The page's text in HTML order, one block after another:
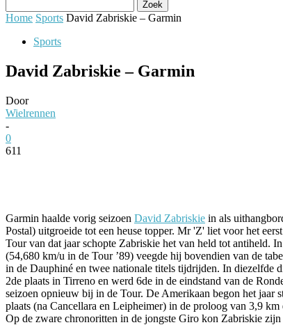
Home Sports David Zabriskie – Garmin
Sports
David Zabriskie – Garmin
Door
Wielrennen
-
0
611
Garmin haalde vorig seizoen David Zabriskie in als
Postal) uitgroeide tot een heuse topper. Mr 'Z' liet voor het
Tour van dat jaar schopte Zabriskie het van held tot antiheld.
(54,680 km/u in de Tour ’89) veegde hij bovendien van de
in de Dauphiné en twee nationale titels tijdrijden. In diezelfde
2de plaats in Tirreno en werd 6de in de eindstand van de
seizoen opnieuw bij in de Tour. De Amerikaan begon het jaar
plaats (na Cancellara en Leipheimer) in de proloog van 3,9
Op de zware chronoritten in de jongste Giro kon Zabriskie